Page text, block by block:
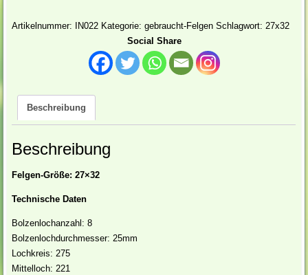
Lochkreis:
Gescher
Artikelnummer: IN022 Kategorie:gebraucht-Felgen Schlagwort:27x32
Social Share
Beschreibung
Beschreibung
Felgen-Größe: 27×32
Technische Daten
Bolzenlochanzahl: 8
Bolzenlochdurchmesser: 25mm
Lochkreis: 275
Mittelloch: 221